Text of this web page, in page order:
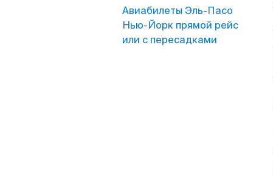
Авиабилеты Эль-Пасо
Нью-Йорк прямой рейс
или с пересадками